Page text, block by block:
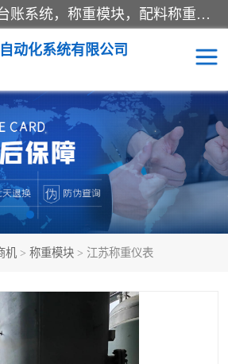
企业环保门禁电子台账系统，称重模块，配料称重系统,称重模块厂家,地磅称重系统,检重秤厂家 常州华青自动化主营：称重模块、无人值守称重系统、配料称重系统、地磅称重系统、检重秤、托利多称重模块等产品。各种称重软件，移动源环保门禁电子台账系统软件。 常州华青自动化系统有限公司7*24的电话支持服务、项目现场开发服务、新功能定制研发服务，产品培训、远程维护，现场安装调试工程等。
动化系统有限公司
机 > 称重模块 > 江苏称重仪表
称重仪表
屠宰管理软件
称重贴标机
检重秤
子台账